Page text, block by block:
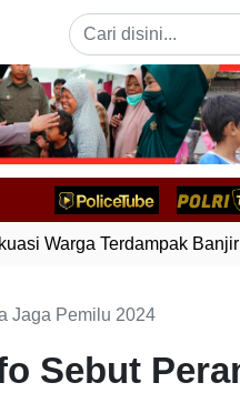
Warga Terdampak Banjir
Jaga Pemilu 2024
Sebut